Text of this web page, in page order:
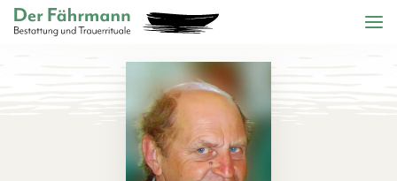
Zum Header springen (Control + Option
Zum Inhalt springen ( Control + Option
Zum Footer springen (Control + Option
zur Navigation springen (Control + Option
Barrierefreiheits-Widget öffnen (
Zur Barrierefreiheitserklaerung (Control + Option
Der Fährmann - Bestattung und Trauerrituale KG